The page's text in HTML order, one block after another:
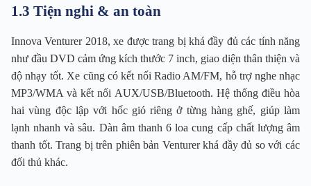
1.3 Tiện nghi & an toàn
Innova Venturer 2018, xe được trang bị khá đầy đủ các tính năng
như đầu DVD cảm ứng kích thước 7 inch, giao diện thân thiện và
độ nhạy tốt. Xe cũng có kết nối Radio AM/FM, hỗ trợ nghe nhạc
MP3/WMA và kết nối AUX/USB/Bluetooth. Hệ thống điều hòa
hai vùng độc lập với hốc gió riêng ở từng hàng ghế, giúp làm
lạnh nhanh và sâu. Dàn âm thanh 6 loa cung cấp chất lượng âm
thanh tốt. Trang bị trên phiên bản Venturer khá đầy đủ so với các
đối thủ khác.